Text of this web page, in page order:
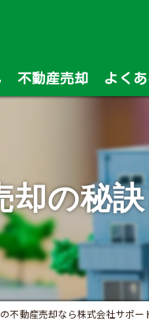
不動産売却 よく
の秘訣
不動産売却なら株式会社サポー